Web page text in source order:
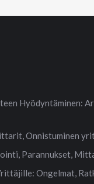
Hyödyntäminen:
Onnistuminen
Parannukset,
Ongelmat,